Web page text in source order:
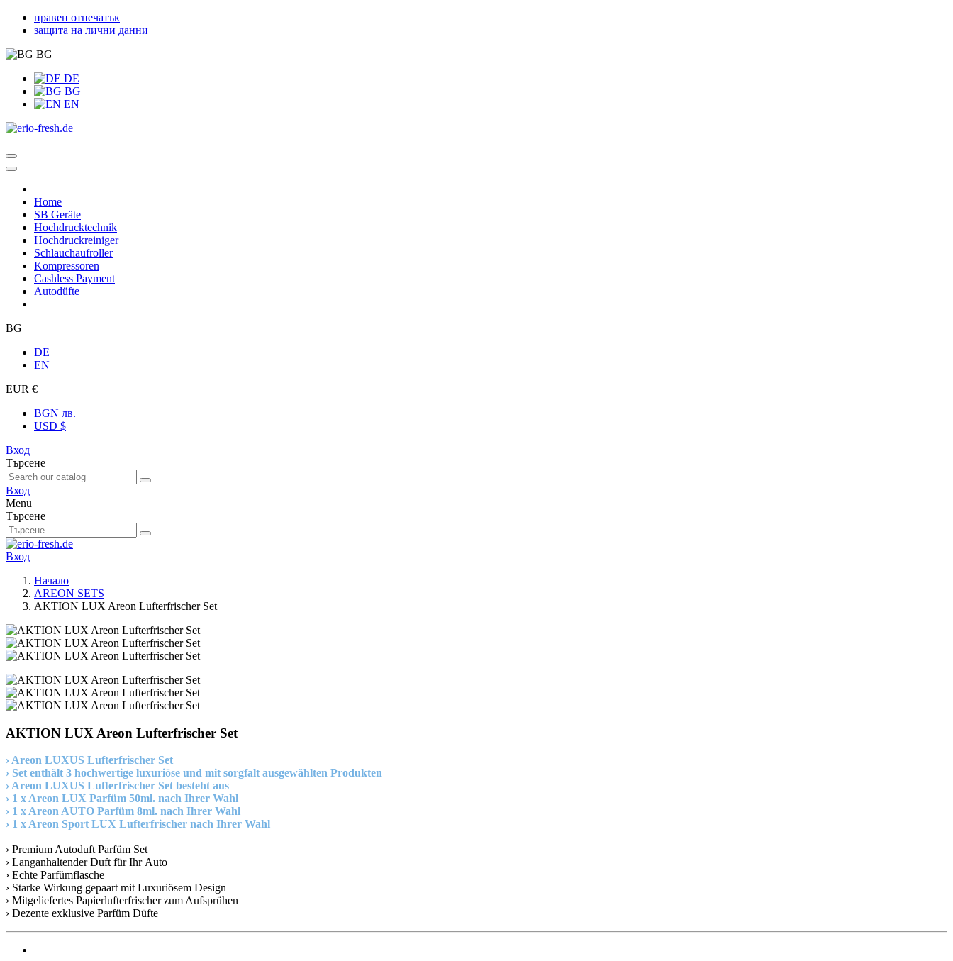
правен отпечатък
защита на лични данни
BG
DE
BG
EN
Home
SB Geräte
Hochdrucktechnik
Hochdruckreiniger
Schlauchaufroller
Kompressoren
Cashless Payment
Autodüfte
BG
DE
EN
EUR €
BGN лв.
USD $
Вход
Търсене
Вход
Menu
Търсене
Вход
Начало
AREON SETS
AKTION LUX Areon Lufterfrischer Set
AKTION LUX Areon Lufterfrischer Set
› Areon LUXUS Lufterfrischer Set
› Set enthält 3 hochwertige luxuriöse und mit sorgfalt ausgewählten Produkten
› Areon LUXUS Lufterfrischer Set besteht aus
› 1 x Areon LUX Parfüm 50ml. nach Ihrer Wahl
› 1 x Areon AUTO Parfüm 8ml. nach Ihrer Wahl
› 1 x Areon Sport LUX Lufterfrischer nach Ihrer Wahl
› Premium Autoduft Parfüm Set
› Langanhaltender Duft für Ihr Auto
› Echte Parfümflasche
› Starke Wirkung gepaart mit Luxuriösem Design
› Mitgeliefertes Papierlufterfrischer zum Aufsprühen
› Dezente exklusive Parfüm Düfte